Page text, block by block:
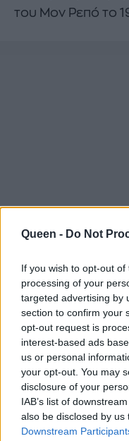
Queen - Do Not
If you wish to opt-out
processing of your
targeted advertising by
section to confirm your
opt-out request is
interest-based ads
us or personal
your opt-out. You may
disclosure of your
IAB’s list of
also be disclosed by
Downstream
του Μον Ρεπό το